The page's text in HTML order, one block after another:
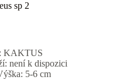
sp 2
KAKTUS
není k dispozici
5-6 cm